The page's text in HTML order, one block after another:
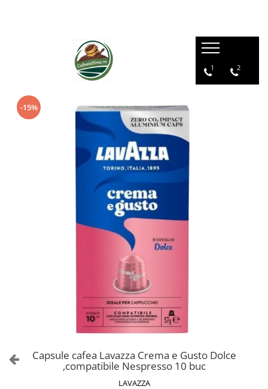
1 2
-15%
Capsule cafea Lavazza Crema e Gusto Dolce
,compatibile Nespresso 10 buc
LAVAZZA